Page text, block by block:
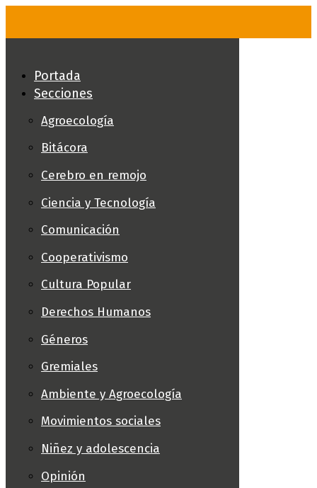
Portada
Secciones
Agroecología
Bitácora
Cerebro en remojo
Ciencia y Tecnología
Comunicación
Cooperativismo
Cultura Popular
Derechos Humanos
Géneros
Gremiales
Ambiente y Agroecología
Movimientos sociales
Niñez y adolescencia
Opinión